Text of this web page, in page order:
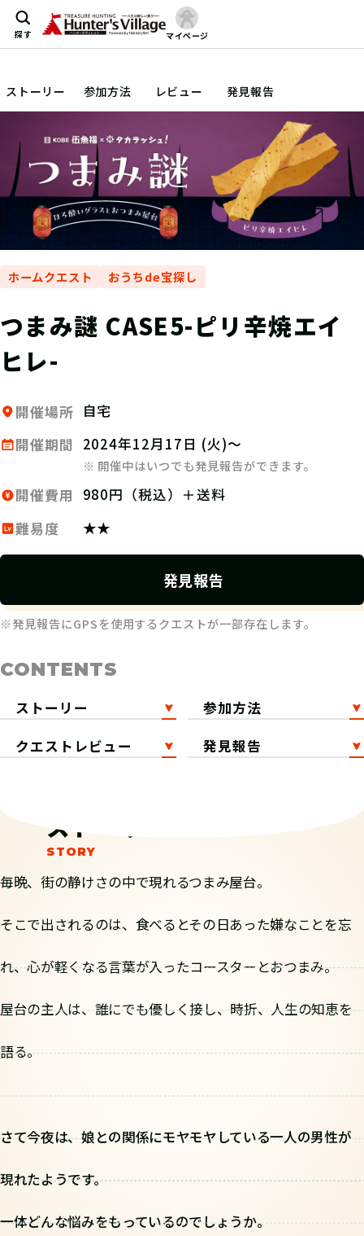
探す マイページ
ストーリー 参加方法 レビュー 発見報告
ホームクエスト おうちde宝探し
つまみ謎 CASE5-ピリ辛焼エイ
ヒレ-
開催場所 自宅
開催期間
2024年12月17日 (火)～
※ 開催中はいつでも発見報告ができます。
開催費用
980円（税込）＋送料
難易度
★★
発見報告
※発見報告にGPSを使用するクエストが一部存在します。
CONTENTS
ストーリー
参加方法
クエストレビュー
発見報告
ストーリー
毎晩、街の静けさの中で現れるつまみ屋台。
そこで出されるのは、食べるとその日あった嫌なことを忘
れ、心が軽くなる言葉が入ったコースターとおつまみ。
屋台の主人は、誰にでも優しく接し、時折、人生の知恵を
語る。
さて今夜は、娘との関係にモヤモヤしている一人の男性が
現れたようです。
一体どんな悩みをもっているのでしょうか。